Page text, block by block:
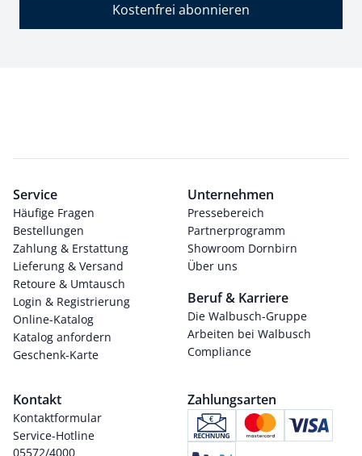
Kostenfrei abonnieren
Service
Häufige Fragen
Bestellungen
Zahlung & Erstattung
Lieferung & Versand
Retoure & Umtausch
Login & Registrierung
Online-Katalog
Katalog anfordern
Geschenk-Karte
Unternehmen
Pressebereich
Partnerprogramm
Showroom Dornbirn
Über uns
Beruf & Karriere
Die Walbusch-Gruppe
Arbeiten bei Walbusch
Compliance
Kontakt
Kontaktformular
Service-Hotline
05572/4000
Zahlungsarten